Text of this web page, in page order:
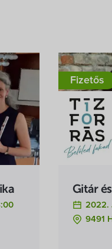
Fizetős
Gitár
2022.
9491